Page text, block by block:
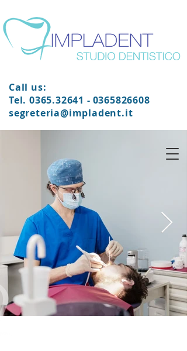
Call us:
Tel. 0365.32641 - 0365826608
segreteria@impladent.it